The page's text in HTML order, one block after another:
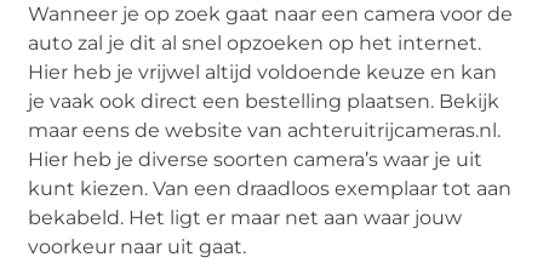
Wanneer je op zoek gaat naar een camera voor de
auto zal je dit al snel opzoeken op het internet.
Hier heb je vrijwel altijd voldoende keuze en kan
je vaak ook direct een bestelling plaatsen. Bekijk
maar eens de website van achteruitrijcameras.nl.
Hier heb je diverse soorten camera’s waar je uit
kunt kiezen. Van een draadloos exemplaar tot aan
bekabeld. Het ligt er maar net aan waar jouw
voorkeur naar uit gaat.